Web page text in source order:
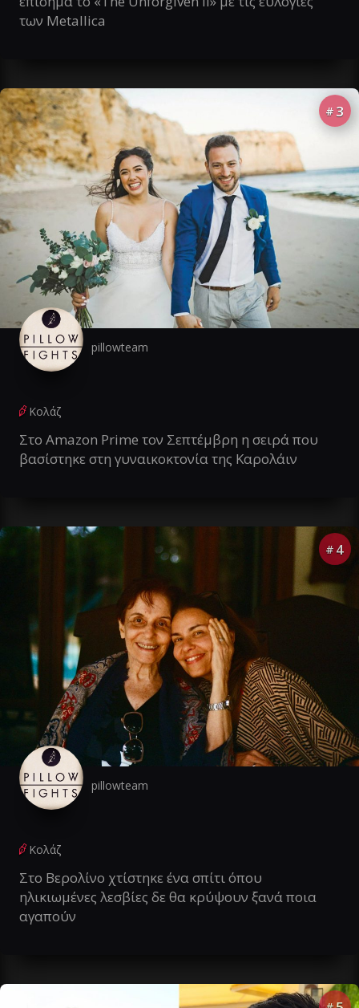
των Metallica
# 3
pillowteam
Κολάζ
Στο Amazon Prime τον Σεπτέμβρη η σειρά που
βασίστηκε στη γυναικοκτονία της Καρολάιν
# 4
pillowteam
Κολάζ
Στο Βερολίνο χτίστηκε ένα σπίτι όπου
ηλικιωμένες λεσβίες δε θα κρύψουν ξανά ποια
αγαπούν